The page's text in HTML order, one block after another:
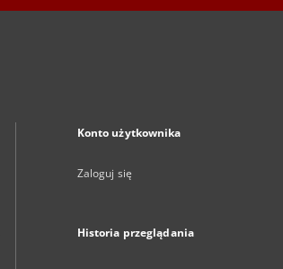
Konto użytkownika
Zaloguj się
Historia przeglądania